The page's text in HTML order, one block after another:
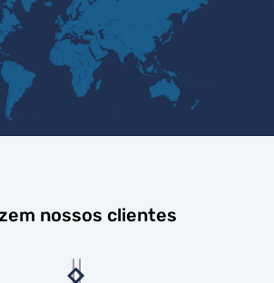
nossos clientes